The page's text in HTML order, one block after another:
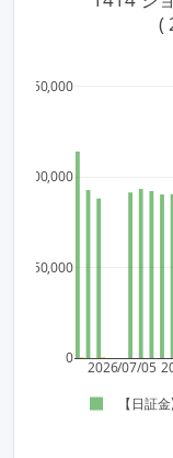
2026/07/05
0
50,000
100,000
150,000
【日証
(